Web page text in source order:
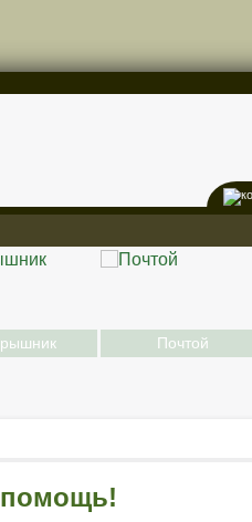
Почтой